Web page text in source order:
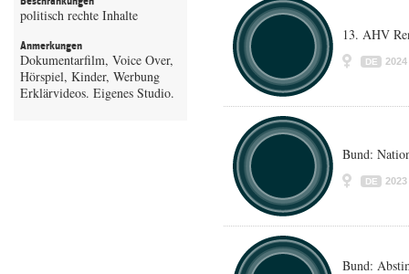
politisch rechte Inhalte
Anmerkungen
Dokumentarfilm, Voice Over,
Hörspiel, Kinder, Werbung
Erklärvideos. Eigenes Studio.
13. AHV
DE 2024
Bund:
DE 2023
Bund: